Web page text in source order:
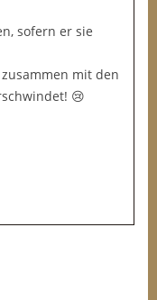
sofern er sie
mit den
😢